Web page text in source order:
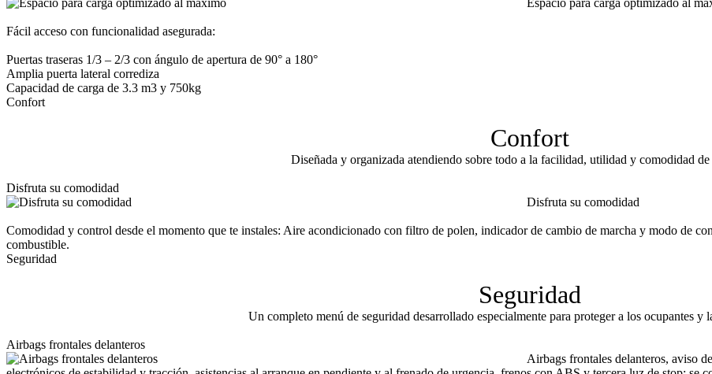
Fácil acceso con funcionalidad asegurada:
Puertas traseras 1/3 – 2/3 con ángulo de apertura de 90° a 180°
Amplia puerta lateral corrediza
Capacidad de carga de 3.3 m3 y 750kg
Confort
Confort
Diseñada y organizada atendiendo sobre todo a la facilidad, utilidad y comodidad de
Disfruta su comodidad
Disfruta su comodidad
Comodidad y control desde el momento que te instales: Aire acondicionado con filtro de polen, indicador de cambio de marcha y modo de
combustible.
Seguridad
Seguridad
Un completo menú de seguridad desarrollado especialmente para proteger a los ocupantes y
Airbags frontales delanteros
Airbags frontales delanteros, aviso